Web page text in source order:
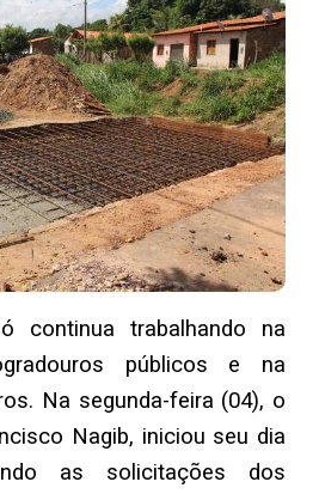
continua trabalhando na
públicos e na
Na segunda-feira (04), o
Nagib, iniciou seu dia
as solicitações dos